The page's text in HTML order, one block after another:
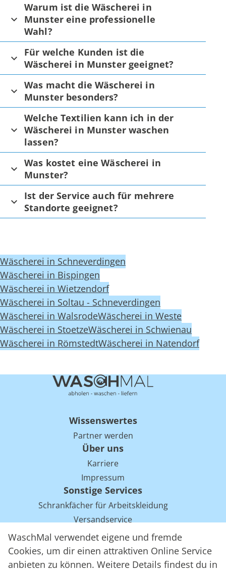
WaschMal verwendet eigene und fremde
Cookies, um dir einen attraktiven Online Service
anbieten zu können. Weitere Details findest du in
Warum ist die Wäscherei in
Munster eine professionelle
Wahl?
Für welche Kunden ist die
Wäscherei in Munster geeignet?
Was macht die Wäscherei in
Munster besonders?
Welche Textilien kann ich in der
Wäscherei in Munster waschen
lassen?
Was kostet eine Wäscherei in
Munster?
Ist der Service auch für mehrere
Standorte geeignet?
Wäscherei in Schneverdingen
Wäscherei in Bispingen
Wäscherei in Wietzendorf
Wäscherei in Soltau - Schneverdingen
Wäscherei in WalsrodeWäscherei in Weste
Wäscherei in StoetzeWäscherei in Schwienau
Wäscherei in RömstedtWäscherei in Natendorf
Wissenswertes
Partner werden
Über uns
Karriere
Impressum
Sonstige Services
Schrankfächer für Arbeitskleidung
Versandservice
Einsparpotentiale für Mietwäsche bei Arbeitskleidung
Arbeitskleidung Tracking mit RFID